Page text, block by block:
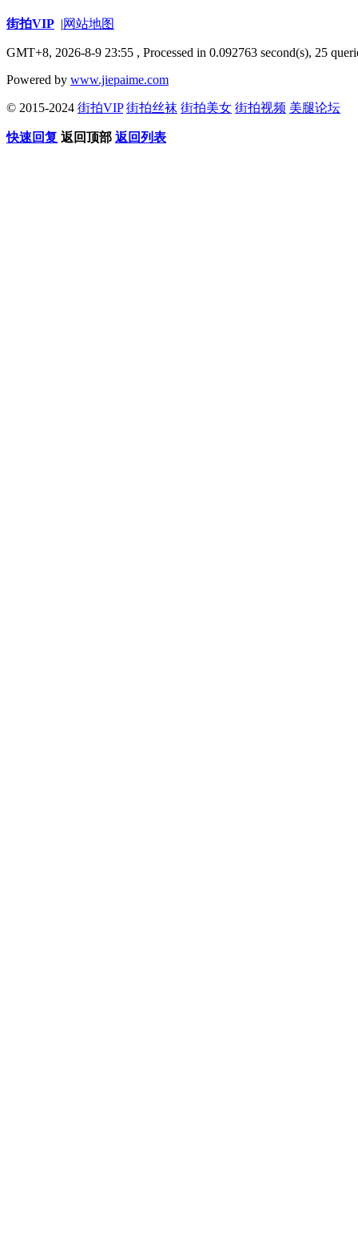
街拍VIP |网站地图
GMT+8, 2026-8-9 23:55 , Processed in 0.092763 second(s), 25
Powered by www.jiepaime.com
© 2015-2024 街拍VIP 街拍丝袜 街拍美女 街拍视频 美腿论坛
快速回复 返回顶部 返回列表